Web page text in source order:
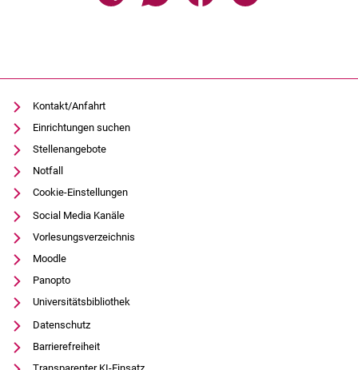
Kontakt/Anfahrt
Einrichtungen suchen
Stellenangebote
Notfall
Cookie-Einstellungen
Social Media Kanäle
Vorlesungsverzeichnis
Moodle
Panopto
Universitätsbibliothek
Datenschutz
Barrierefreiheit